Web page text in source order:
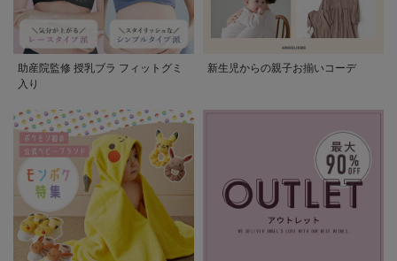
助産院監修 授乳ブラ フィットグミ
入り
新生児からの親子お揃いコーデ